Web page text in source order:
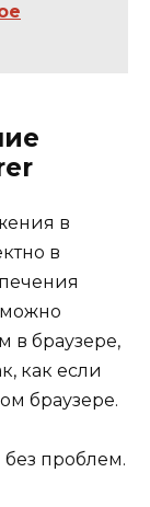
в
в
можно
в браузере,
как если
браузере.
проблем.